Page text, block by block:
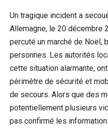
Un tragique incident a
Allemagne, le 20 décembre
percuté un marché de Noël,
personnes. Les autorités
cette situation alarmante,
périmètre de sécurité et
de secours. Alors que des
potentiellement plusieurs
pas confirmé les